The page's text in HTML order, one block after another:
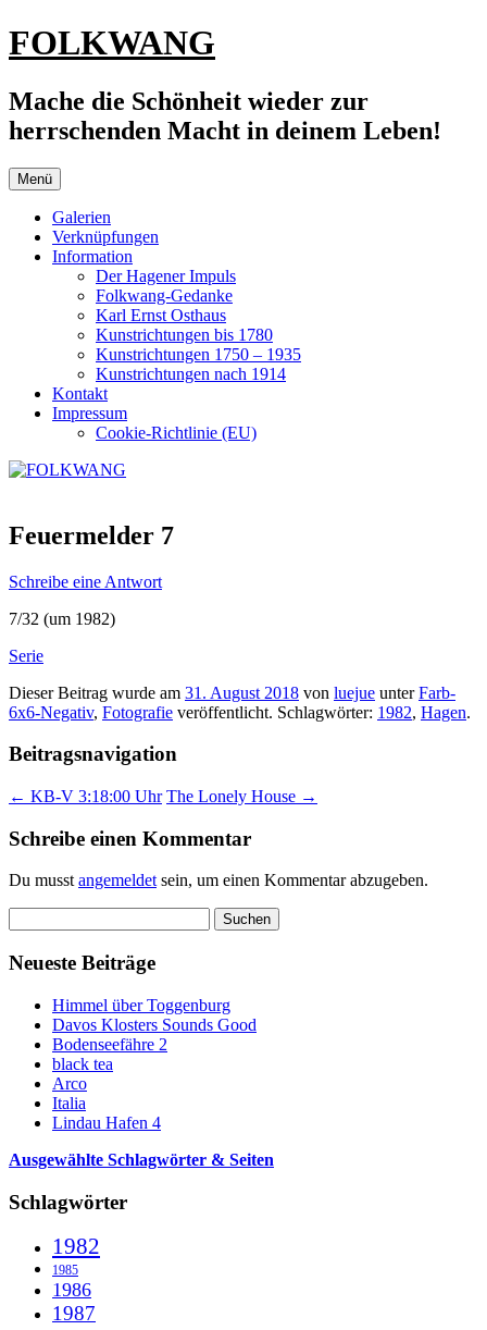
Zum
Inhalt
FOLKWANG
Mache die Schönheit wieder zur
herrschenden Macht in deinem Leben!
Menü
Galerien
Verknüpfungen
Information
Der Hagener Impuls
Folkwang-Gedanke
Karl Ernst Osthaus
Kunstrichtungen bis 1780
Kunstrichtungen 1750 – 1935
Kunstrichtungen nach 1914
Kontakt
Impressum
Cookie-Richtlinie (EU)
Feuermelder 7
Schreibe eine Antwort
7/32 (um 1982)
Serie
Dieser Beitrag wurde am 31. August 2018 von luejue unterFarb-
6x6-Negativ, Fotografie veröffentlicht. Schlagwörter: 1982, Hagen.
Beitragsnavigation
← KB-V 3:18:00 Uhr The Lonely House →
Schreibe einen Kommentar
Du musstangemeldetsein, um einen Kommentar abzugeben.
nach:
Neueste Beiträge
Himmel über Toggenburg
Davos Klosters Sounds Good
Bodenseefähre 2
black tea
Arco
Italia
Lindau Hafen 4
Ausgewählte Schlagwörter & Seiten
Schlagwörter
1982
1985
1986
1987